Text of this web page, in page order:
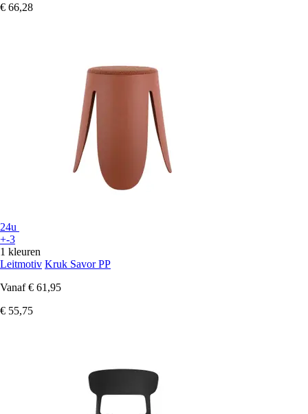
€ 66,28
24u
+-3
1 kleuren
Leitmotiv Kruk Savor PP
Vanaf € 61,95
€ 55,75